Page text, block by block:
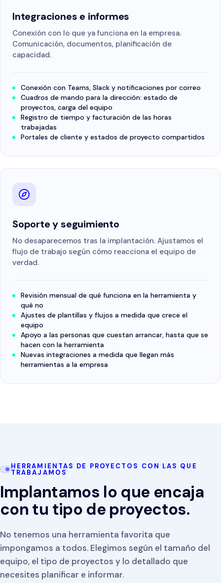
Integraciones e informes
Conexión con lo que ya funciona en la empresa.
Comunicación, documentos, planificación de
capacidad.
Conexión con Teams, Slack y notificaciones por correo
Cuadros de mando para la dirección: estado de
proyectos, carga del equipo
Registro de tiempo y facturación de las horas
trabajadas
Portales de cliente y estados de proyecto compartidos
Soporte y seguimiento
No desaparecemos tras la implantación. Ajustamos el
flujo de trabajo según cómo reacciona el equipo de
verdad.
Revisión mensual de qué funciona en la herramienta y
qué no
Ajustes de plantillas y flujos a medida que crece el
equipo
Apoyo a las personas que cuestan arrancar, hasta que se
hacen con la herramienta
Nuevas integraciones a medida que llegan más
herramientas a la empresa
HERRAMIENTAS DE PROYECTOS CON LAS QUE
TRABAJAMOS
Implantamos lo que encaja
con tu tipo de proyectos.
No tenemos una herramienta favorita que
impongamos a todos. Elegimos según el tamaño del
equipo, el tipo de proyectos y lo detallado que
necesites planificar e informar.